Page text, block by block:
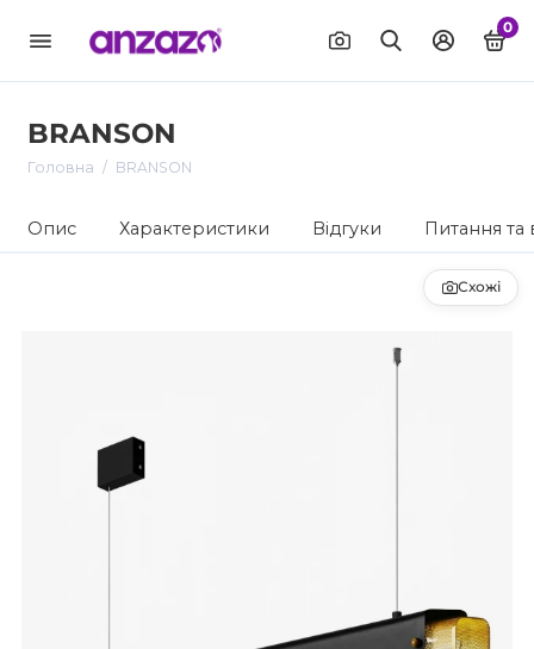
0
BRANSON
Головна BRANSON
Опис Характеристики Відгуки Питання та
Схожі